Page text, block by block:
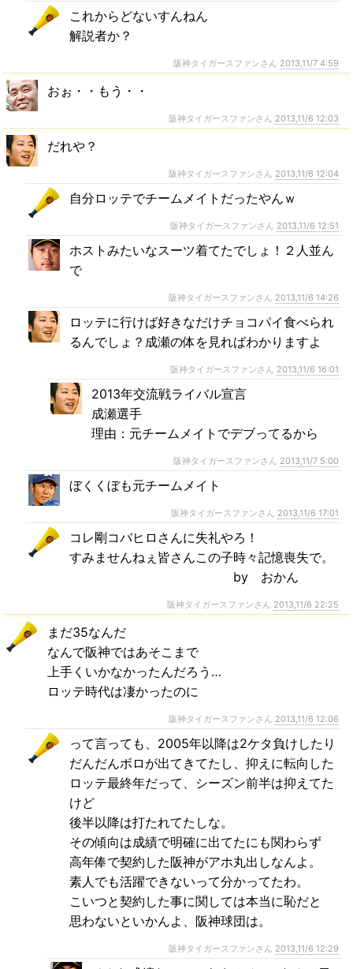
これからどないすんねん
解説者か？
阪神タイガースファンさん 2013,11/7 4:59
おぉ・・もう・・
阪神タイガースファンさん 2013,11/6 12:03
だれや？
阪神タイガースファンさん 2013,11/6 12:04
自分ロッテでチームメイトだったやんｗ
阪神タイガースファンさん 2013,11/6 12:51
ホストみたいなスーツ着てたでしょ！２人並ん
で
阪神タイガースファンさん 2013,11/6 14:26
ロッテに行けば好きなだけチョコパイ食べられ
るんでしょ？成瀬の体を見ればわかりますよ
阪神タイガースファンさん 2013,11/6 16:01
2013年交流戦ライバル宣言
成瀬選手
理由：元チームメイトでデブってるから
阪神タイガースファンさん 2013,11/7 5:00
ぼくくぼも元チームメイト
阪神タイガースファンさん 2013,11/6 17:01
コレ剛コバヒロさんに失礼やろ！
すみませんねぇ皆さんこの子時々記憶喪失で。
by おかん
阪神タイガースファンさん 2013,11/6 22:25
まだ35なんだ
なんで阪神ではあそこまで
上手くいかなかったんだろう…
ロッテ時代は凄かったのに
阪神タイガースファンさん 2013,11/6 12:06
って言っても、2005年以降は2ケタ負けしたり
だんだんボロが出てきてたし、抑えに転向した
ロッテ最終年だって、シーズン前半は抑えてた
けど
後半以降は打たれてたしな。
その傾向は成績で明確に出てたにも関わらず
高年俸で契約した阪神がアホ丸出しなんよ。
素人でも活躍できないって分かってたわ。
こいつと契約した事に関しては本当に恥だと
思わないといかんよ、阪神球団は。
阪神タイガースファンさん 2013,11/6 12:29